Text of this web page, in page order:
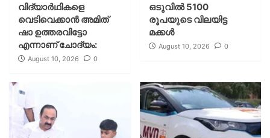
വിദ്യാര്‍ഥികളെ
വെടിവെക്കാന്‍ അമിത്
ഷാ ഉത്തരവിട്ടോ
എന്നാണ് ചോദ്യം:
August 10, 2026 0
ഒടുവിൽ 5100
രൂപയുടെ വിലയിട്ട
മക്കൾ
August 10, 2026 0